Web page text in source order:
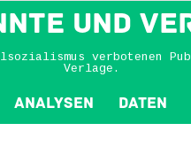
und
verbotenen
Verlage.
Analysen Daten